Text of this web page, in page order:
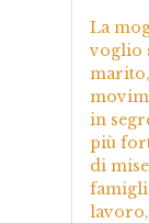
La
voglio
in
più
di
lavoro,